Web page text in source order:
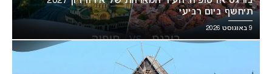
תיחשף ביום רביעי
9 באוגוסט 2026